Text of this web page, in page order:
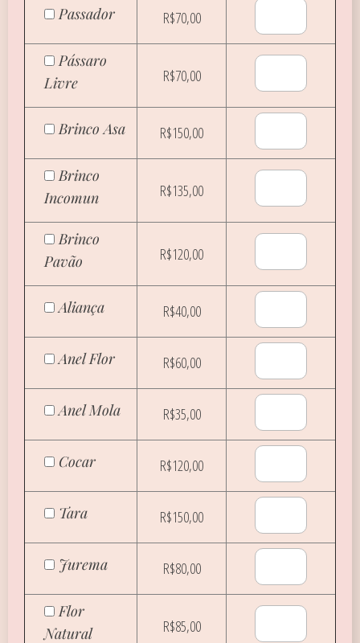
Passador R$70,00
Pássaro
Livre
R$70,00
Brinco Asa R$150,00
Brinco
Incomun
R$135,00
Brinco
Pavão
R$120,00
Aliança R$40,00
Anel Flor R$60,00
Anel Mola R$35,00
Cocar R$120,00
Tara R$150,00
Jurema R$80,00
Flor
Natural
R$85,00